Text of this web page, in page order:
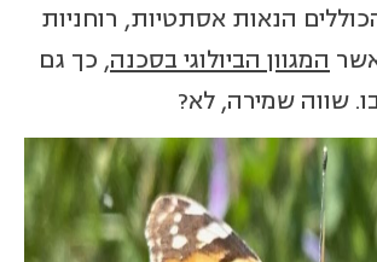
הנאות אסתטיות, רוחניות
המגוון הביולוגי בסכנה, כך גם
שווה שמירה, לא?